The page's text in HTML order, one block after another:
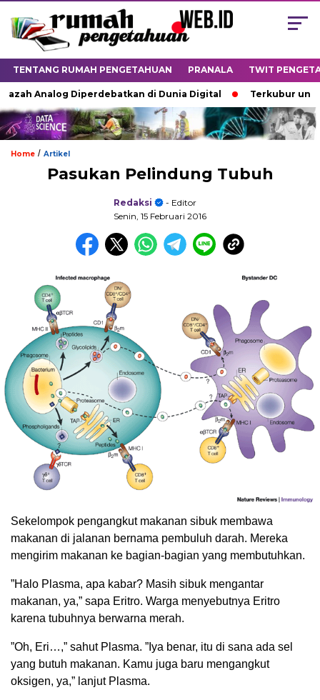
TENTANG RUMAH PENGETAHUAN PRANALA TWIT
Analog Diperdebatkan di Dunia Digital Terkubur untuk
Home / Artikel
Pasukan Pelindung Tubuh
Redaksi
- Editor
Senin, 15 Februari 2016
Sekelompok pengangkut makanan sibuk membawa
makanan di jalanan bernama pembuluh darah. Mereka
mengirim makanan ke bagian-bagian yang membutuhkan.
”Halo Plasma, apa kabar? Masih sibuk mengantar
makanan, ya,” sapa Eritro. Warga menyebutnya Eritro
karena tubuhnya berwarna merah.
”Oh, Eri…,” sahut Plasma. ”Iya benar, itu di sana ada sel
yang butuh makanan. Kamu juga baru mengangkut
oksigen, ya,” lanjut Plasma.